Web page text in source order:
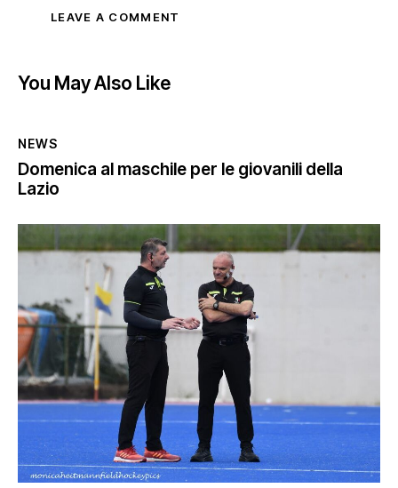
You May Also Like
NEWS
Domenica al maschile per le giovanili della
Lazio